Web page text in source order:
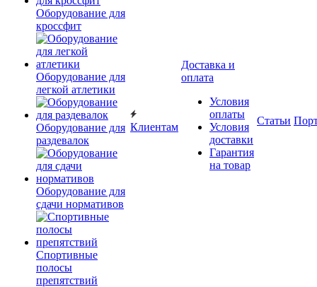
Оборудование для
кроссфит
Оборудование для
легкой атлетики
Оборудование для
раздевалок
Оборудование для
сдачи нормативов
Спортивные
полосы
препятствий
Клиентам
Доставка и
оплата
Условия
оплаты
Условия
доставки
Гарантия
на товар
Статьи